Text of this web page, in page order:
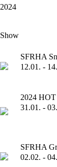
2024
Show
SFRHA
12.01. -
2024
31.01. -
SFRHA
02.02. -